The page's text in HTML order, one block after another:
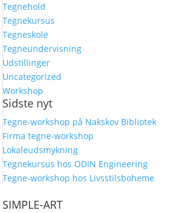
Tegnehold
Tegnekursus
Tegneskole
Tegneundervisning
Udstillinger
Uncategorized
Workshop
Sidste nyt
Tegne-workshop på Nakskov Bibliotek
Firma tegne-workshop
Lokaleudsmykning
Tegnekursus hos ODIN Engineering
Tegne-workshop hos Livsstilsboheme
SIMPLE-ART